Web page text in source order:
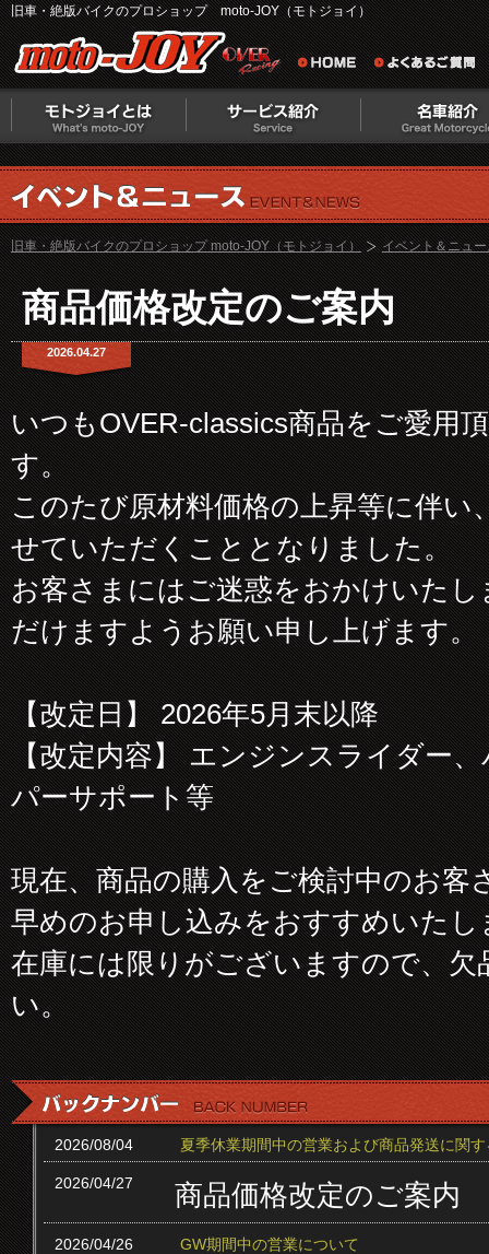
旧車・絶版バイクのプロショップ moto-JOY（モトジョイ）
旧車・絶版バイクのプロショップ moto-JOY（モトジョイ） イベント＆ニュ
商品価格改定のご案内
2026.04.27
いつもOVER-classics商品をご愛用
す。
このたび原材料価格の上昇等に伴い
せていただくこととなりました。
お客さまにはご迷惑をおかけいた
だけますようお願い申し上げます。
【改定日】 2026年5月末以降
【改定内容】 エンジンスライダー
パーサポート等
現在、商品の購入をご検討中のお客
早めのお申し込みをおすすめいたし
在庫には限りがございますので、欠
い。
2026/08/04 夏季休業期間中の営業および商品発送に関
2026/04/27 商品価格改定のご案内
2026/04/26 GW期間中の営業について